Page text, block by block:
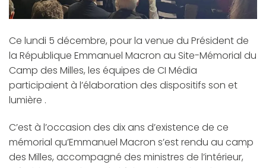
Ce lundi 5 décembre, pour la venue du Président de
la République Emmanuel Macron au Site-Mémorial du
Camp des Milles, les équipes de CI Média
participaient à l’élaboration des dispositifs son et
lumière .
C’est à l’occasion des dix ans d’existence de ce
mémorial qu’Emmanuel Macron s’est rendu au camp
des Milles, accompagné des ministres de l’intérieur,